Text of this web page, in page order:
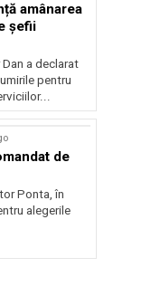
amânarea
șefii
a declarat
pentru
de
Ponta, în
alegerile